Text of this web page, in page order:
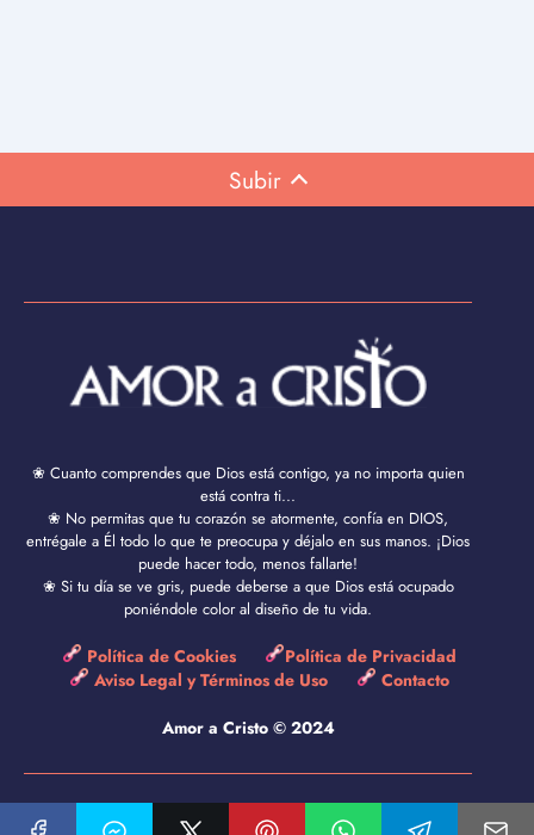
Subir
❀ Cuanto comprendes que Dios está contigo, ya no importa quien
está contra ti...
❀ No permitas que tu corazón se atormente, confía en DIOS,
entrégale a Él todo lo que te preocupa y déjalo en sus manos. ¡Dios
puede hacer todo, menos fallarte!
❀ Si tu día se ve gris, puede deberse a que Dios está ocupado
poniéndole color al diseño de tu vida.
Política de Cookies
Política de Privacidad
Aviso Legal y Términos de Uso
Contacto
Amor a Cristo © 2024